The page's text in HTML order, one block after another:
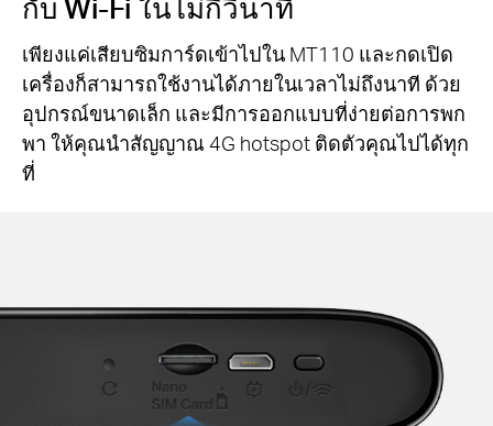
กับ Wi-Fi ในไม่กี่วินาที
เพียงแค่เสียบซิมการ์ดเข้าไปใน MT110 และกดเปิด
เครื่องก็สามารถใช้งานได้ภายในเวลาไม่ถึงนาที ด้วย
อุปกรณ์ขนาดเล็ก และมีการออกแบบที่ง่ายต่อการพก
พา ให้คุณนำสัญญาณ 4G hotspot ติดตัวคุณไปได้ทุก
ที่